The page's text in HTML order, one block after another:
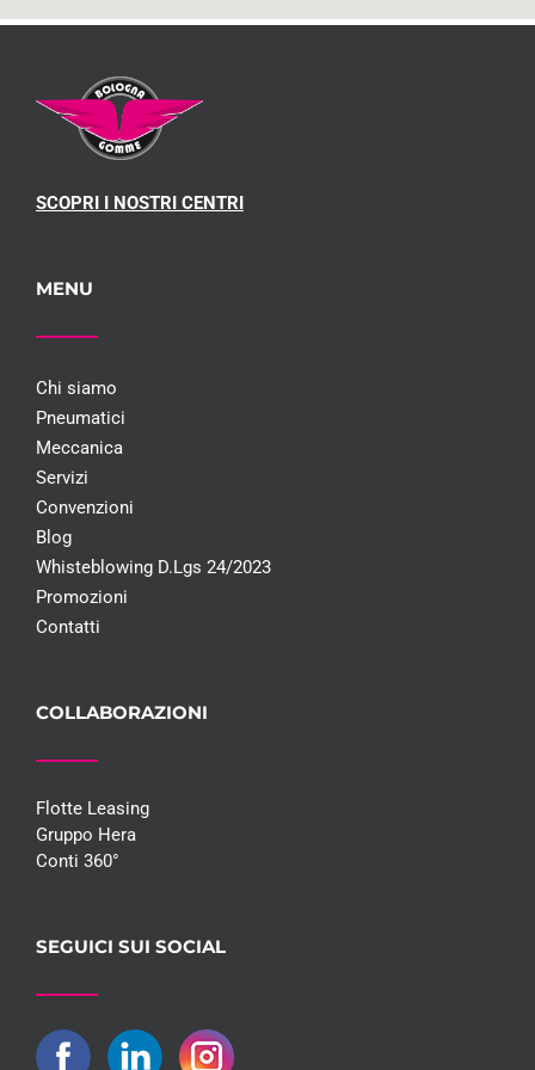
SCOPRI I NOSTRI CENTRI
MENU
Chi siamo
Pneumatici
Meccanica
Servizi
Convenzioni
Blog
Whisteblowing D.Lgs 24/2023
Promozioni
Contatti
COLLABORAZIONI
Flotte Leasing
Gruppo Hera
Conti 360°
SEGUICI SUI SOCIAL